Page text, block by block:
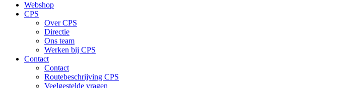
Webshop
CPS
Over CPS
Directie
Ons team
Werken bij CPS
Contact
Contact
Routebeschrijving CPS
Veelgestelde vragen